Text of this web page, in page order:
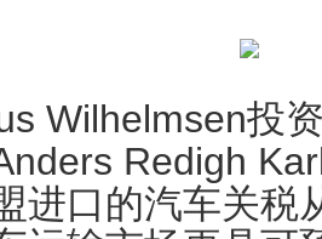
Wilhelmsen投
Redigh
进口的汽车关税